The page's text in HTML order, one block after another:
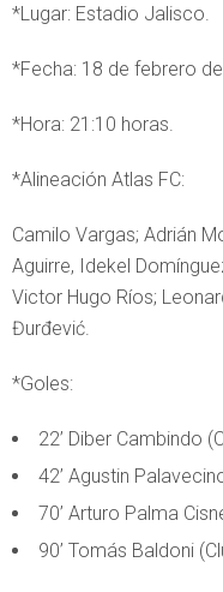
*Lugar: Estadio Jalisco.
*Fecha: 18 de febrero de
*Hora: 21:10 horas.
*Alineación Atlas FC:
Camilo Vargas; Adrián
Aguirre, Idekel
Victor Hugo Ríos;
Đurđević.
*Goles:
22’ Diber Cambindo
42’ Agustin
70’ Arturo Palma
90’ Tomás Baldoni